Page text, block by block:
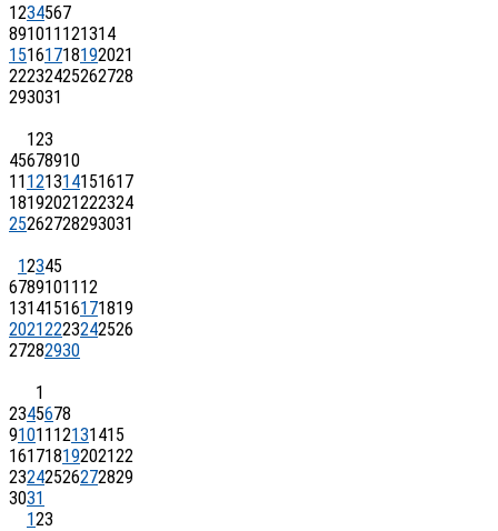
1234567
891011121314
15161718192021
22232425262728
293031
123
45678910
11121314151617
18192021222324
25262728293031
12345
6789101112
13141516171819
20212223242526
27282930
1
2345678
9101112131415
16171819202122
23242526272829
3031
123